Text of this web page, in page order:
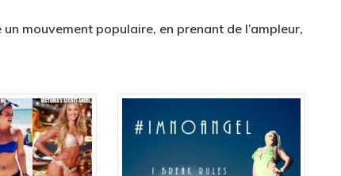
mouvement populaire, en prenant de l’ampleur,